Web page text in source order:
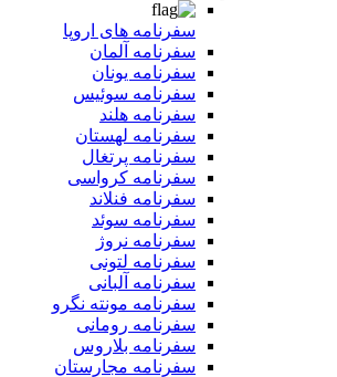
سفرنامه های اروپا
سفرنامه آلمان
سفرنامه یونان
سفرنامه سوئیس
سفرنامه هلند
سفرنامه لهستان
سفرنامه پرتغال
سفرنامه کرواسی
سفرنامه فنلاند
سفرنامه سوئد
سفرنامه نروژ
سفرنامه لتونی
سفرنامه آلبانی
سفرنامه مونته نگرو
سفرنامه رومانی
سفرنامه بلاروس
سفرنامه مجارستان